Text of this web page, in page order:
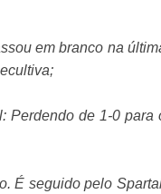
em branco na
Perdendo de 1-0 para
É seguido pelo